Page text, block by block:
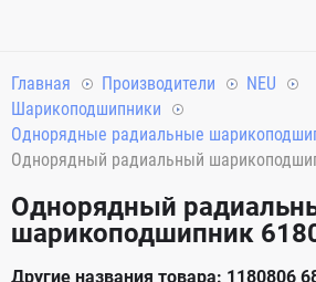
Главная Производители
NEU
Шарикоподшипники
Однорядные радиальные
Однорядный радиальный
Однорядный
шарикоподшипник
Другие названия товара: 1180806